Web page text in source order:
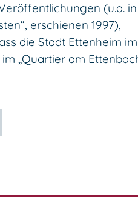
(u.a. in
erschienen 1997),
die Stadt Ettenheim im
„Quartier am